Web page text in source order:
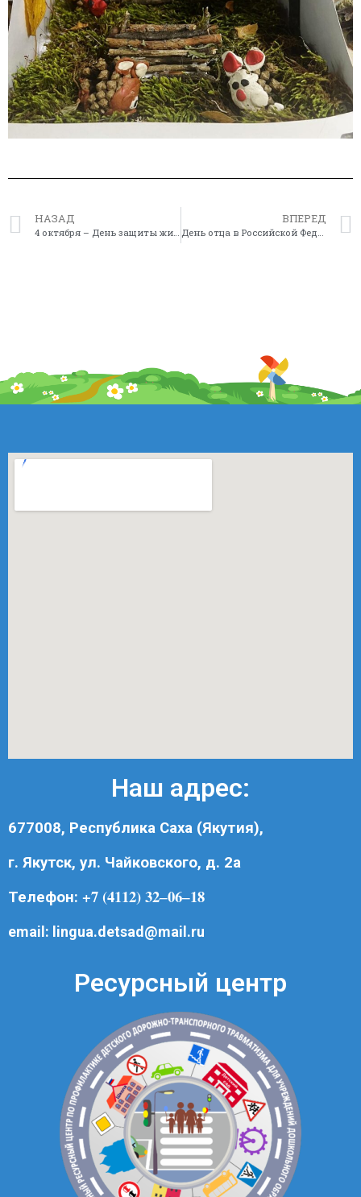
НАЗАД
4 октября – День защиты животных
ВПЕРЕД
День отца в Российской Федерации и День матери в Республике Саха (Якутия)
Наш адрес:
677008, Республика Саха (Якутия),
г. Якутск, ул. Чайковского, д. 2а
Телефон: +7 (4112) 32‒06‒18
email: lingua.detsad@mail.ru
Ресурсный центр